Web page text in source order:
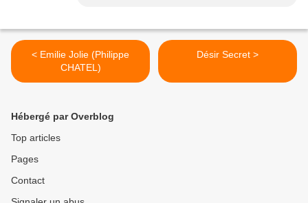
< Emilie Jolie (Philippe
CHATEL)
Désir Secret >
Hébergé par Overblog
Top articles
Pages
Contact